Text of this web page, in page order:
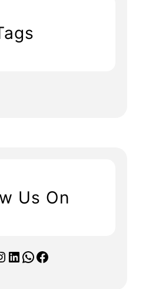
Us On
LinkedIn WhatsApp Facebook